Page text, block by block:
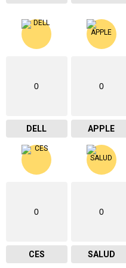
0
DELL
0
APPLE
0
CES
0
SALUD